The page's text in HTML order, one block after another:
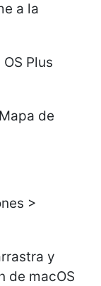
a la
Plus
de
>
y
de macOS